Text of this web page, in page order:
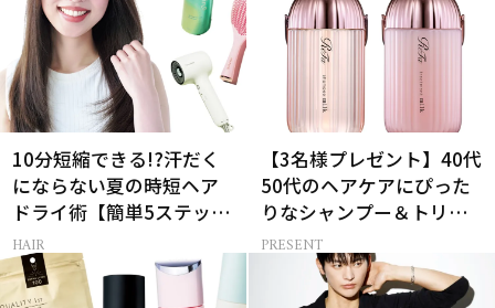
10分短縮できる!?汗だく
にならない夏の時短ヘア
ドライ術【簡単5ステッ
プ】
HAIR
【3名様プレゼント】40代
50代のヘアケアにぴった
りなシャンプー＆トリー
トメントで、うねり悩み
に対処！
PRESENT